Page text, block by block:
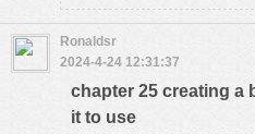
Ronaldsr
2024-4-24 12:31:37
chapter 25 creating a
it to use